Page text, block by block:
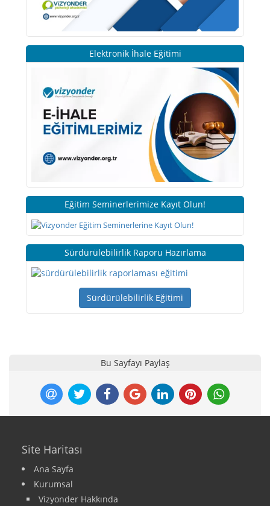
Elektronik İhale Eğitimi
Eğitim Seminerlerimize Kayıt Olun!
Sürdürülebilirlik Raporu Hazırlama
Sürdürülebilirlik Eğitimi
Bu Sayfayı Paylaş
Site Haritası
Ana Sayfa
Kurumsal
Vizyonder Hakkında